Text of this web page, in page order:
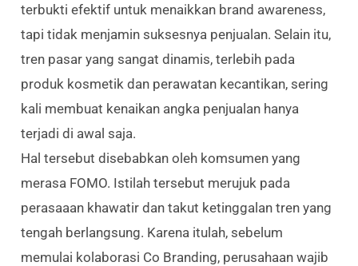
terbukti efektif untuk menaikkan brand awareness,
tapi tidak menjamin suksesnya penjualan. Selain itu,
tren pasar yang sangat dinamis, terlebih pada
produk kosmetik dan perawatan kecantikan, sering
kali membuat kenaikan angka penjualan hanya
terjadi di awal saja.
Hal tersebut disebabkan oleh komsumen yang
merasa FOMO. Istilah tersebut merujuk pada
perasaaan khawatir dan takut ketinggalan tren yang
tengah berlangsung. Karena itulah, sebelum
memulai kolaborasi Co Branding, perusahaan wajib